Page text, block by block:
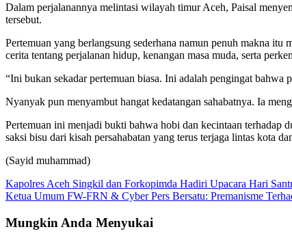
Dalam perjalanannya melintasi wilayah timur Aceh, Paisal
tersebut.
Pertemuan yang berlangsung sederhana namun penuh makna
cerita tentang perjalanan hidup, kenangan masa muda, serta
“Ini bukan sekadar pertemuan biasa. Ini adalah pengingat bahwa
Nyanyak pun menyambut hangat kedatangan sahabatnya. Ia
Pertemuan ini menjadi bukti bahwa hobi dan kecintaan terhadap
saksi bisu dari kisah persahabatan yang terus terjaga lintas kota
(Sayid muhammad)
Navigasi
pos
Kapolres Aceh Singkil dan Forkopimda Hadiri Upacara Hari
Ketua Umum FW-FRN & Cyber Pers Bersatu: Premanisme
Mungkin Anda Menyukai